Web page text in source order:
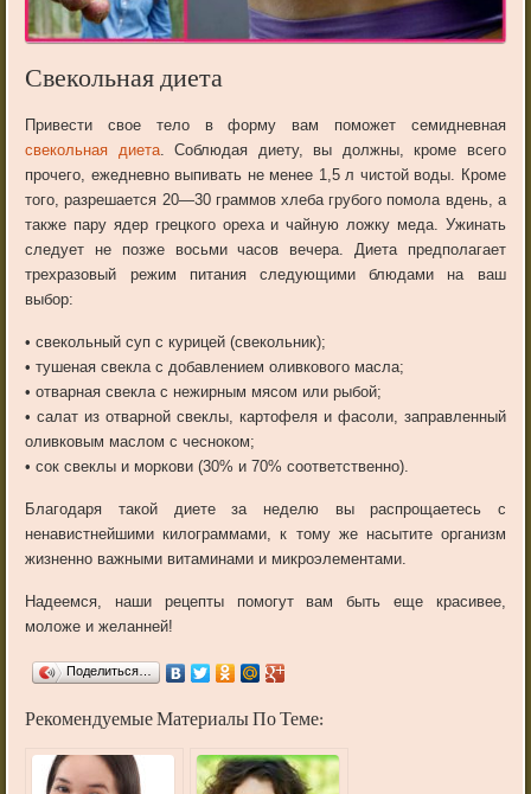
Свекольная диета
Привести свое тело в форму вам поможет
семидневная
свекольная
диета.Соблюдая диету, вы должны,кроме
всего
прочего ежедневно выпивать не менее 1 5 л чистой воды
Кроме
того ,разрешается 20—30 граммов хлеба грубого помола вдень, а
также пару ядер грецкого ореха и чайную ложку меда. Ужинать
следует
не позже восьми часов вечера Диета
предполагает
трехразовый
режим питания следующими блюдами на
ваш
выбор:
•свекольный суп с курицей (свекольник);
•тушеная свекла с добавлением оливкового масла;
•отварная свекла с нежирным мясом или рыбой;
•салат из отварной свеклы картофеля и фасоли, заправленный
оливковым маслом с чесноком;
•сок свеклы и моркови (30% и 70%соответственно).
Благодаря такой диете за неделю вы распрощаетесь
с
ненавистнейшими килограммами ,к тому же насытите организм
жизненно важными витаминами и микроэлементами
Надеемся наши рецепты помогут вам быть еще красивее,
моложе и желанней!
Поделиться…
Рекомендуемые Материалы По Теме: